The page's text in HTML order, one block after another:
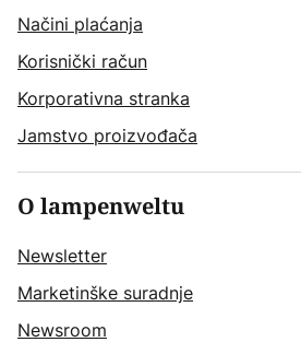
Načini plaćanja
Korisnički račun
Korporativna stranka
Jamstvo proizvođača
O lampenweltu
Newsletter
Marketinške suradnje
Newsroom